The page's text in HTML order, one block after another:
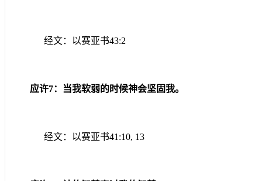
经文：以赛亚书43:2
应许7：当我软弱的时候神会坚固我。
经文：以赛亚书41:10, 13